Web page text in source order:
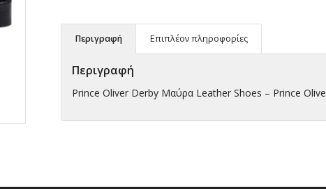
Περιγραφή Επιπλέον πληροφορίες
Περιγραφή
Prince Oliver Derby Μαύρα Leather Shoes – Prince